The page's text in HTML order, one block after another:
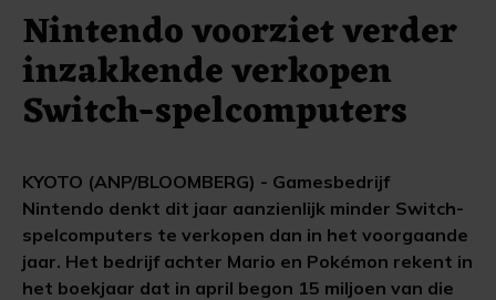
Nintendo voorziet verder
inzakkende verkopen
Switch-spelcomputers
KYOTO (ANP/BLOOMBERG) - Gamesbedrijf
Nintendo denkt dit jaar aanzienlijk minder Switch-
spelcomputers te verkopen dan in het voorgaande
jaar. Het bedrijf achter Mario en Pokémon rekent in
het boekjaar dat in april begon 15 miljoen van die